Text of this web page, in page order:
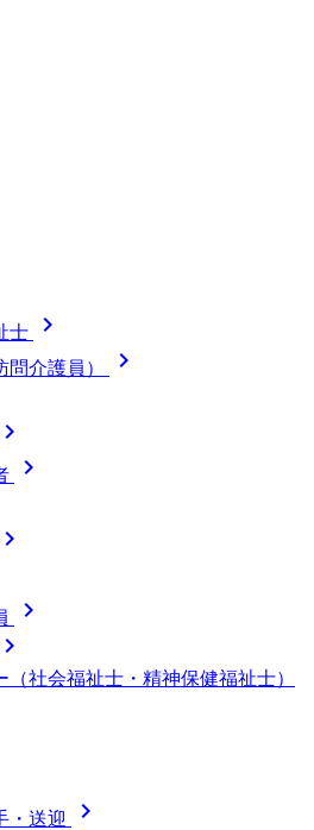
士 
問介護員） 





（社会福祉士・精神保健福祉士）
・送迎 